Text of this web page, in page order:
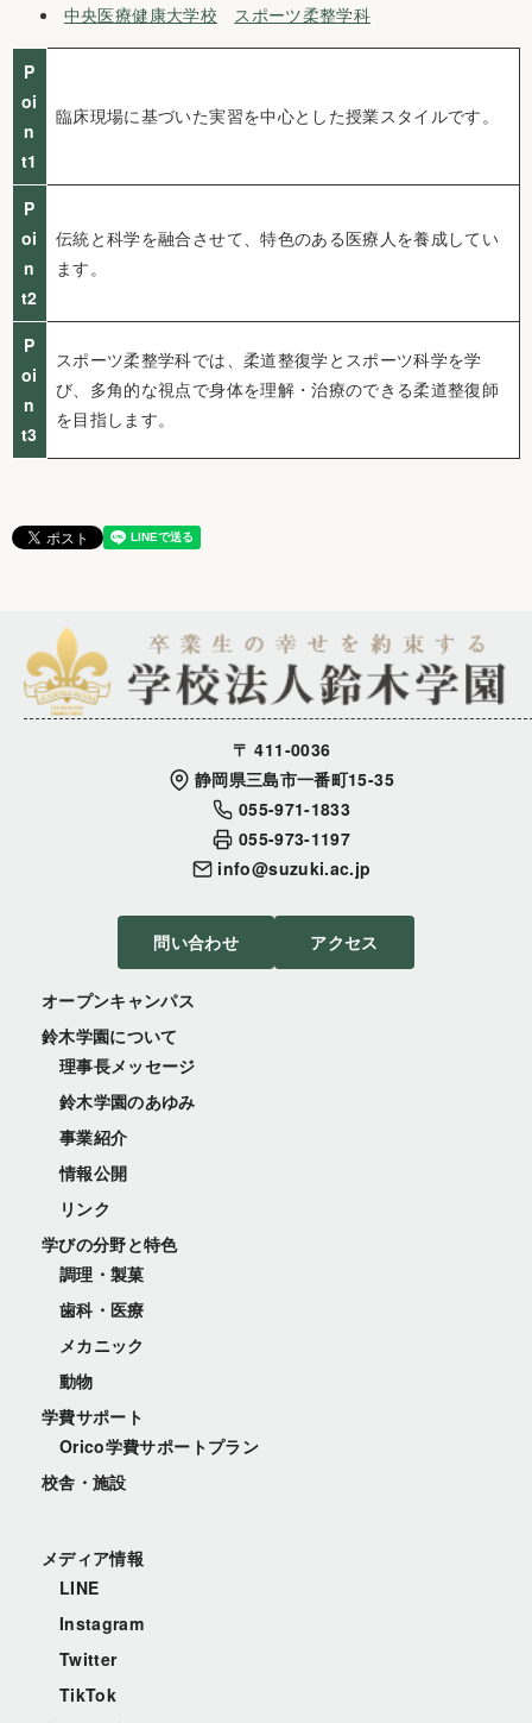
中央医療健康大学校
スポーツ柔整学科
P
oi
n
t1
臨床現場に基づいた実習を中心とした授業スタイルです。
P
oi
n
t2
伝統と科学を融合させて、特色のある医療人を養成してい
ます。
P
oi
n
t3
スポーツ柔整学科では、柔道整復学とスポーツ科学を学
び、多角的な視点で身体を理解・治療のできる柔道整復師
を目指します。
〒 411-0036
静岡県三島市一番町15-35
055-971-1833
055-973-1197
info@suzuki.ac.jp
問い合わせ アクセス
オープンキャンパス
鈴木学園について
理事長メッセージ
鈴木学園のあゆみ
事業紹介
情報公開
リンク
学びの分野と特色
調理・製菓
歯科・医療
メカニック
動物
学費サポート
Orico学費サポートプラン
校舎・施設
メディア情報
LINE
Instagram
Twitter
TikTok